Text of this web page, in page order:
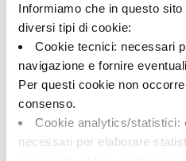
Informiamo che in questo
diversi tipi di cookie:
Cookie tecnici: necessari
navigazione e fornire
Per questi cookie non
consenso.
Cookie analytics/statistici:
necessari per elaborare
Share: